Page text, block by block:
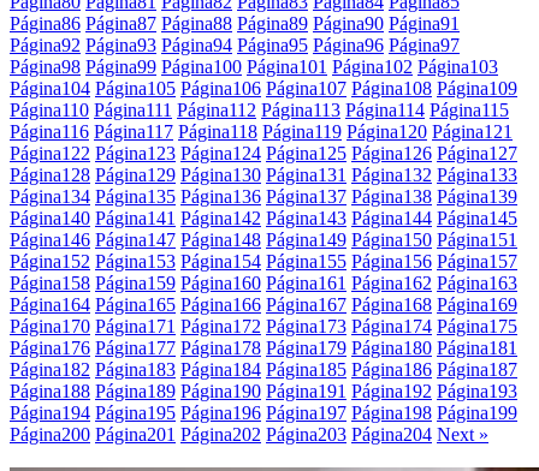
Página86 Página87 Página88 Página89 Página90 Página91
Página92 Página93 Página94 Página95 Página96 Página97
Página98 Página99 Página100 Página101 Página102 Página103
Página104 Página105 Página106 Página107 Página108 Página109
Página110 Página111 Página112 Página113 Página114 Página115
Página116 Página117 Página118 Página119 Página120 Página121
Página122 Página123 Página124 Página125 Página126 Página127
Página128 Página129 Página130 Página131 Página132 Página133
Página134 Página135 Página136 Página137 Página138 Página139
Página140 Página141 Página142 Página143 Página144 Página145
Página146 Página147 Página148 Página149 Página150 Página151
Página152 Página153 Página154 Página155 Página156 Página157
Página158 Página159 Página160 Página161 Página162 Página163
Página164 Página165 Página166 Página167 Página168 Página169
Página170 Página171 Página172 Página173 Página174 Página175
Página176 Página177 Página178 Página179 Página180 Página181
Página182 Página183 Página184 Página185 Página186 Página187
Página188 Página189 Página190 Página191 Página192 Página193
Página194 Página195 Página196 Página197 Página198 Página199
Página200 Página201 Página202 Página203 Página204 Next »